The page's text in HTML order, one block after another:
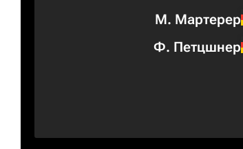
М. Мартерер
Ф. Петцшнер